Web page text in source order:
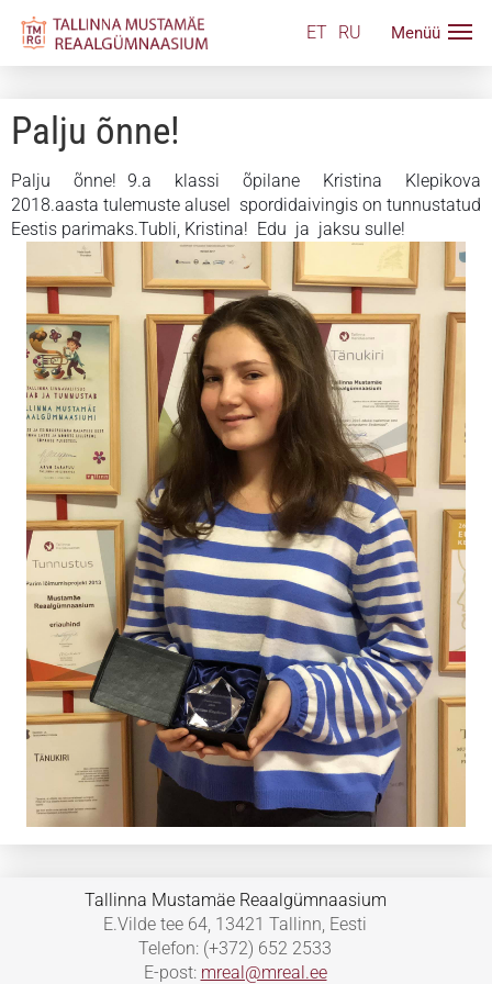
ET RU
Palju õnne!
Palju õnne! 9.a klassi õpilane Kristina Klepikova
2018.aasta tulemuste alusel spordidaivingis on tunnustatud
Eestis parimaks.Tubli, Kristina! Edu ja jaksu sulle!
Tallinna Mustamäe Reaalgümnaasium
E.Vilde tee 64, 13421 Tallinn, Eesti
Telefon: (+372) 652 2533
E-post: mreal@mreal.ee